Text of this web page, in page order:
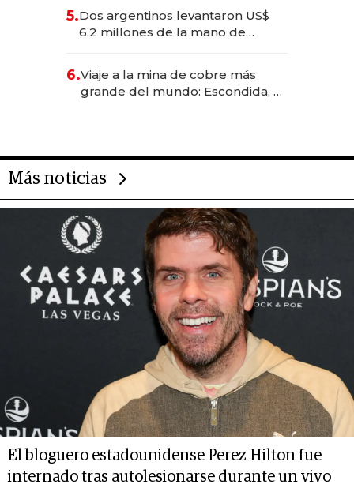
transformadoras
5.Dos argentinos levantaron US$
6,2 millones de la mano de
6.Viaje a la mina de cobre más
grande del mundo: Escondida, el
Más noticias
El bloguero estadounidense Perez Hilton fue
internado tras autolesionarse durante un vivo